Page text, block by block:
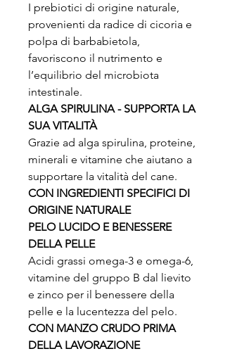
I prebiotici di origine naturale,
provenienti da radice di cicoria e
polpa di barbabietola,
favoriscono il nutrimento e
l’equilibrio del microbiota
intestinale.
ALGA SPIRULINA - SUPPORTA LA
SUA VITALITÀ
Grazie ad alga spirulina, proteine,
minerali e vitamine che aiutano a
supportare la vitalità del cane.
CON INGREDIENTI SPECIFICI DI
ORIGINE NATURALE
PELO LUCIDO E BENESSERE
DELLA PELLE
Acidi grassi omega-3 e omega-6,
vitamine del gruppo B dal lievito
e zinco per il benessere della
pelle e la lucentezza del pelo.
CON MANZO CRUDO PRIMA
DELLA LAVORAZIONE